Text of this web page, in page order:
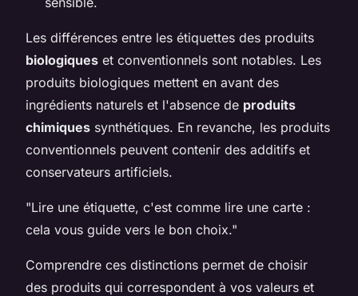
Les différences entre les étiquettes des produits
biologiques et conventionnels sont notables. Les
produits biologiques mettent en avant des
ingrédients naturels et l'absence de produits
chimiques synthétiques. En revanche, les produits
conventionnels peuvent contenir des additifs et
conservateurs artificiels.
"Lire une étiquette, c'est comme lire une carte :
cela vous guide vers le bon choix."
Comprendre ces distinctions permet de choisir
des produits qui correspondent à vos valeurs et